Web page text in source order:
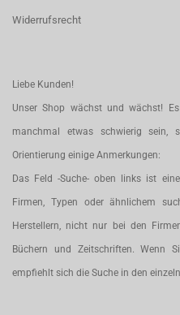
Widerrufsrecht
Liebe Kunden!
Unser Shop wächst und wächst!
manchmal etwas schwierig
Orientierung einige Anmerkungen:
Das Feld -Suche- oben links ist
Firmen, Typen oder ähnlichem
Herstellern, nicht nur bei den
Büchern und Zeitschriften. Wenn
empfiehlt sich die Suche in den